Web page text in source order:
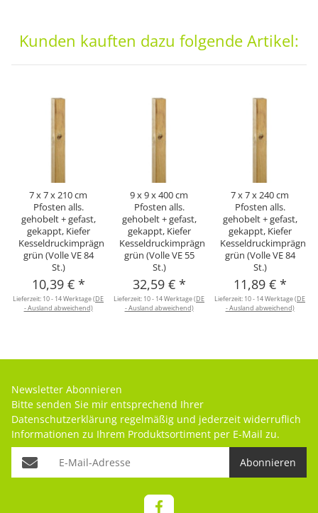
Kunden kauften dazu folgende Artikel:
7 x 7 x 210 cm
Pfosten alls.
gehobelt + gefast,
gekappt, Kiefer
Kesseldruckimprägniert
grün (Volle VE 84
St.)
10,39 € *
Lieferzeit: 10 - 14 Werktage(DE
- Ausland abweichend)
9 x 9 x 400 cm
Pfosten alls.
gehobelt + gefast,
gekappt, Kiefer
Kesseldruckimprägniert
grün (Volle VE 55
St.)
32,59 € *
Lieferzeit: 10 - 14 Werktage(DE
- Ausland abweichend)
7 x 7 x 240 cm
Pfosten alls.
gehobelt + gefast,
gekappt, Kiefer
grün (Volle VE 84
St.)
11,89 € *
Lieferzeit: 10 - 14 Werktage(DE
- Ausland abweichend)
Newsletter Abonnieren
Bitte senden Sie mir entsprechend Ihrer
Datenschutzerklärung regelmäßig und jederzeit widerruflich
Informationen zu Ihrem Produktsortiment per E-Mail zu.
Abonnieren